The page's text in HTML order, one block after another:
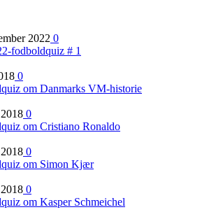
2022 0
fodboldquiz # 1
0
om Danmarks VM-historie
0
om Cristiano Ronaldo
0
om Simon Kjær
0
om Kasper Schmeichel